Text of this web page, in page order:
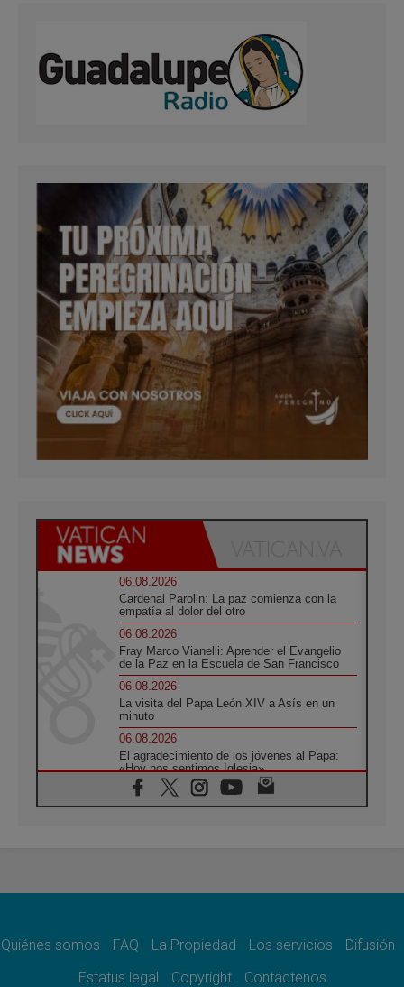
06.08.2026
Cardenal Parolin: La paz comienza con la
empatía al dolor del otro
06.08.2026
Fray Marco Vianelli: Aprender el Evangelio
de la Paz en la Escuela de San Francisco
06.08.2026
La visita del Papa León XIV a Asís en un
minuto
06.08.2026
El agradecimiento de los jóvenes al Papa:
«Hoy nos sentimos Iglesia»
06.08.2026
Líbano: Reanudan los coloquios en Roma en
paz
Sturla: La visita de León XIV será una buena
Quiénes somos FAQ La Propiedad Los servicios
Difusión
Estatus legal
Copyright Contáctenos